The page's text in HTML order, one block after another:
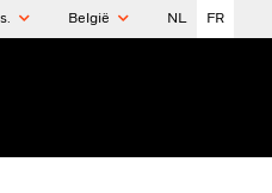
België NL FR